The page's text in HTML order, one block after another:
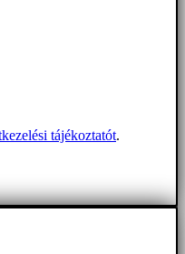
tájékoztatót.